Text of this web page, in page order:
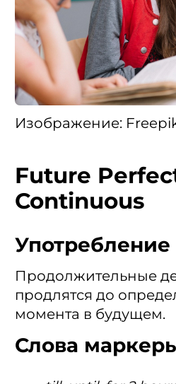
Изображение:
Future
Continuous
Употребление
Продолжительные
продлятся до
момента в будущем.
Слова